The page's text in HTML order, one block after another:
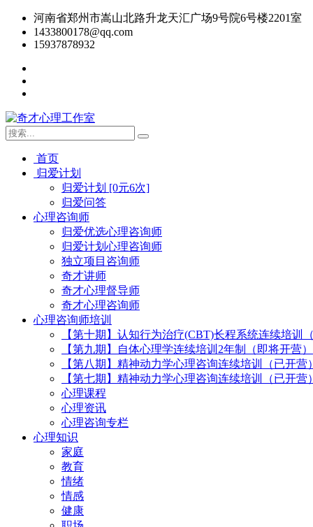
河南省郑州市嵩山北路升龙天汇广场9号院6号楼2201室
1433800178@qq.com
15937878932
首页
归爱计划
归爱计划 [0元6次]
归爱问答
心理咨询师
归爱优选心理咨询师
归爱计划心理咨询师
独立项目咨询师
奇才讲师
奇才心理督导师
奇才心理咨询师
心理咨询师培训
【第十期】认知行为治疗(CBT)长程系统连续培训
【第九期】自体心理学连续培训2年制（即将开营）
【第八期】精神动力学心理咨询连续培训（已开营）
【第七期】精神动力学心理咨询连续培训（已开营）
心理课程
心理资讯
心理咨询专栏
心理知识
家庭
教育
情绪
情感
健康